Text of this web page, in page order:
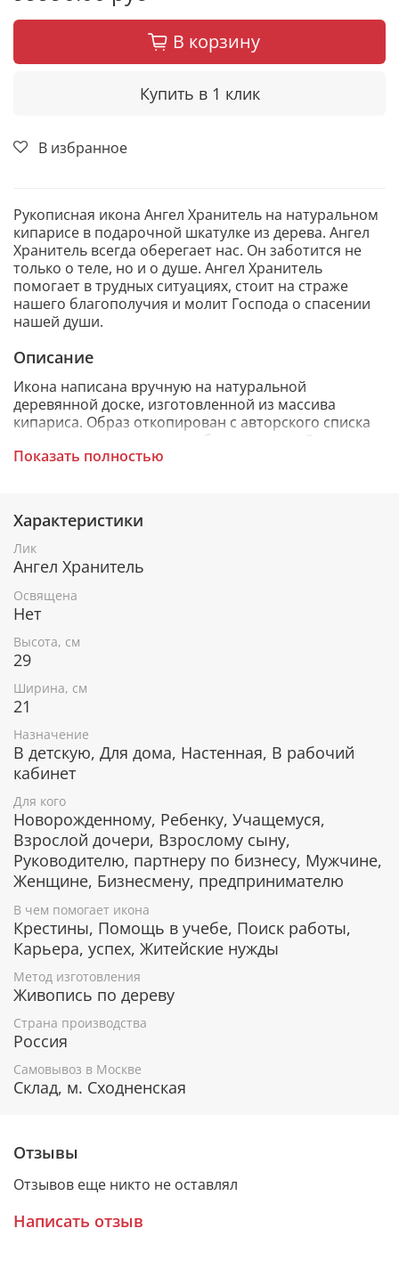
В корзину
Купить в 1 клик
В избранное
Рукописная икона Ангел Хранитель на натуральном
кипарисе в подарочной шкатулке из дерева. Ангел
Хранитель всегда оберегает нас. Он заботится не
только о теле, но и о душе. Ангел Хранитель
помогает в трудных ситуациях, стоит на страже
нашего благополучия и молит Господа о спасении
нашей души.
Описание
Икона написана вручную на натуральной
деревянной доске, изготовленной из массива
кипариса. Образ откопирован с авторского списка
методом, получившим одобрение русской
православной церкви.
При окончательном оформлении образа
использовались специальные фронтажные грунты,
выравнивающие лаки и темперные краски. Венец и
поля иконы вручную украшены рельефным
орнаментом и натуральным жемчугом или
полудрагоценными камнями.
Справиться со страхом.
Уберегает от несчастий, бед и невзгод.
Наставление на путь истинный.
Помощь в работе.
Помощь в личной жизни.
Защита от врагов.
Прощение совершенных грехов.
На удачу.
Гарантия подлинности
К каждому живописному образу прикладывается
номерное свидетельство, в котором подробно
расписана вся информация об иконе:
Имя художника,
Материалы, из которых она изготовлена,
Церкви.
Каждая икона размещается в красивой деревянной
шкатулке из натурального дерева с откидной
Показать полностью
Характеристики
Лик
Ангел Хранитель
Освящена
Нет
Высота, см
29
Ширина, см
21
Назначение
В детскую, Для дома, Настенная, В рабочий
кабинет
Для кого
Новорожденному, Ребенку, Учащемуся,
Взрослой дочери, Взрослому сыну,
Руководителю, партнеру по бизнесу, Мужчине,
Женщине, Бизнесмену, предпринимателю
В чем помогает икона
Крестины, Помощь в учебе, Поиск работы,
Карьера, успех, Житейские нужды
Метод изготовления
Живопись по дереву
Страна производства
Россия
Самовывоз в Москве
Склад, м. Сходненская
Отзывы
Отзывов еще никто не оставлял
Написать отзыв